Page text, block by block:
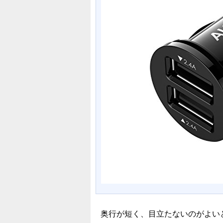
奥行が短く、目立たないのがよい